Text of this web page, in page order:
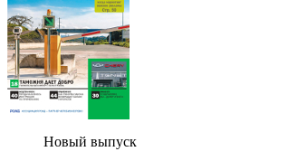
Новый выпуск